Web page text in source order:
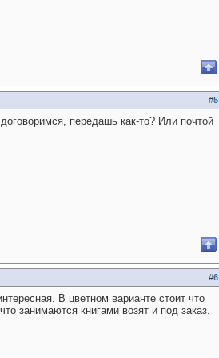
#5
передашь как-то? Или почтой
#6
В цветном варианте стоит что
занимаются книгами возят и под заказ.